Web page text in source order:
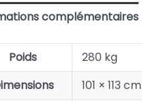
complémentaires
Poids
280 kg
101 × 113 cm